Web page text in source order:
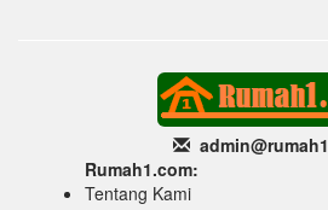
admin@rumah1
Rumah1.com:
Tentang Kami